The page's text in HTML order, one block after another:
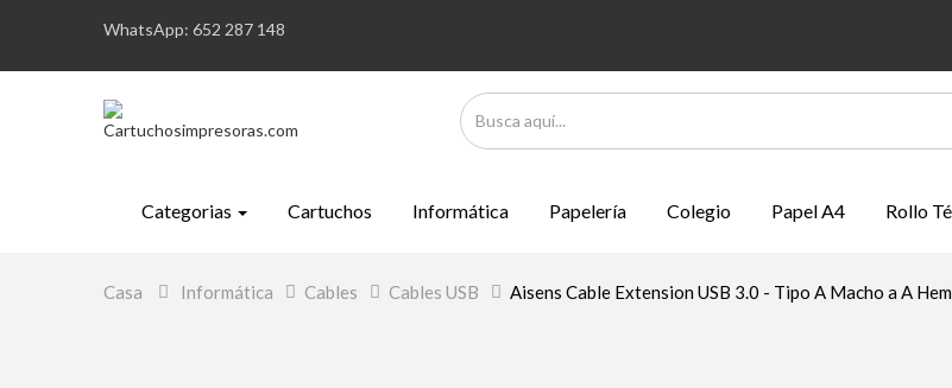
WhatsApp: 652 287 148
Categorias Cartuchos Informática Papelería Colegio Papel A4 Rollo
Casa > Informática > Cables > Cables USB > Aisens Cable Extension USB 3.0 - Tipo A Macho a A